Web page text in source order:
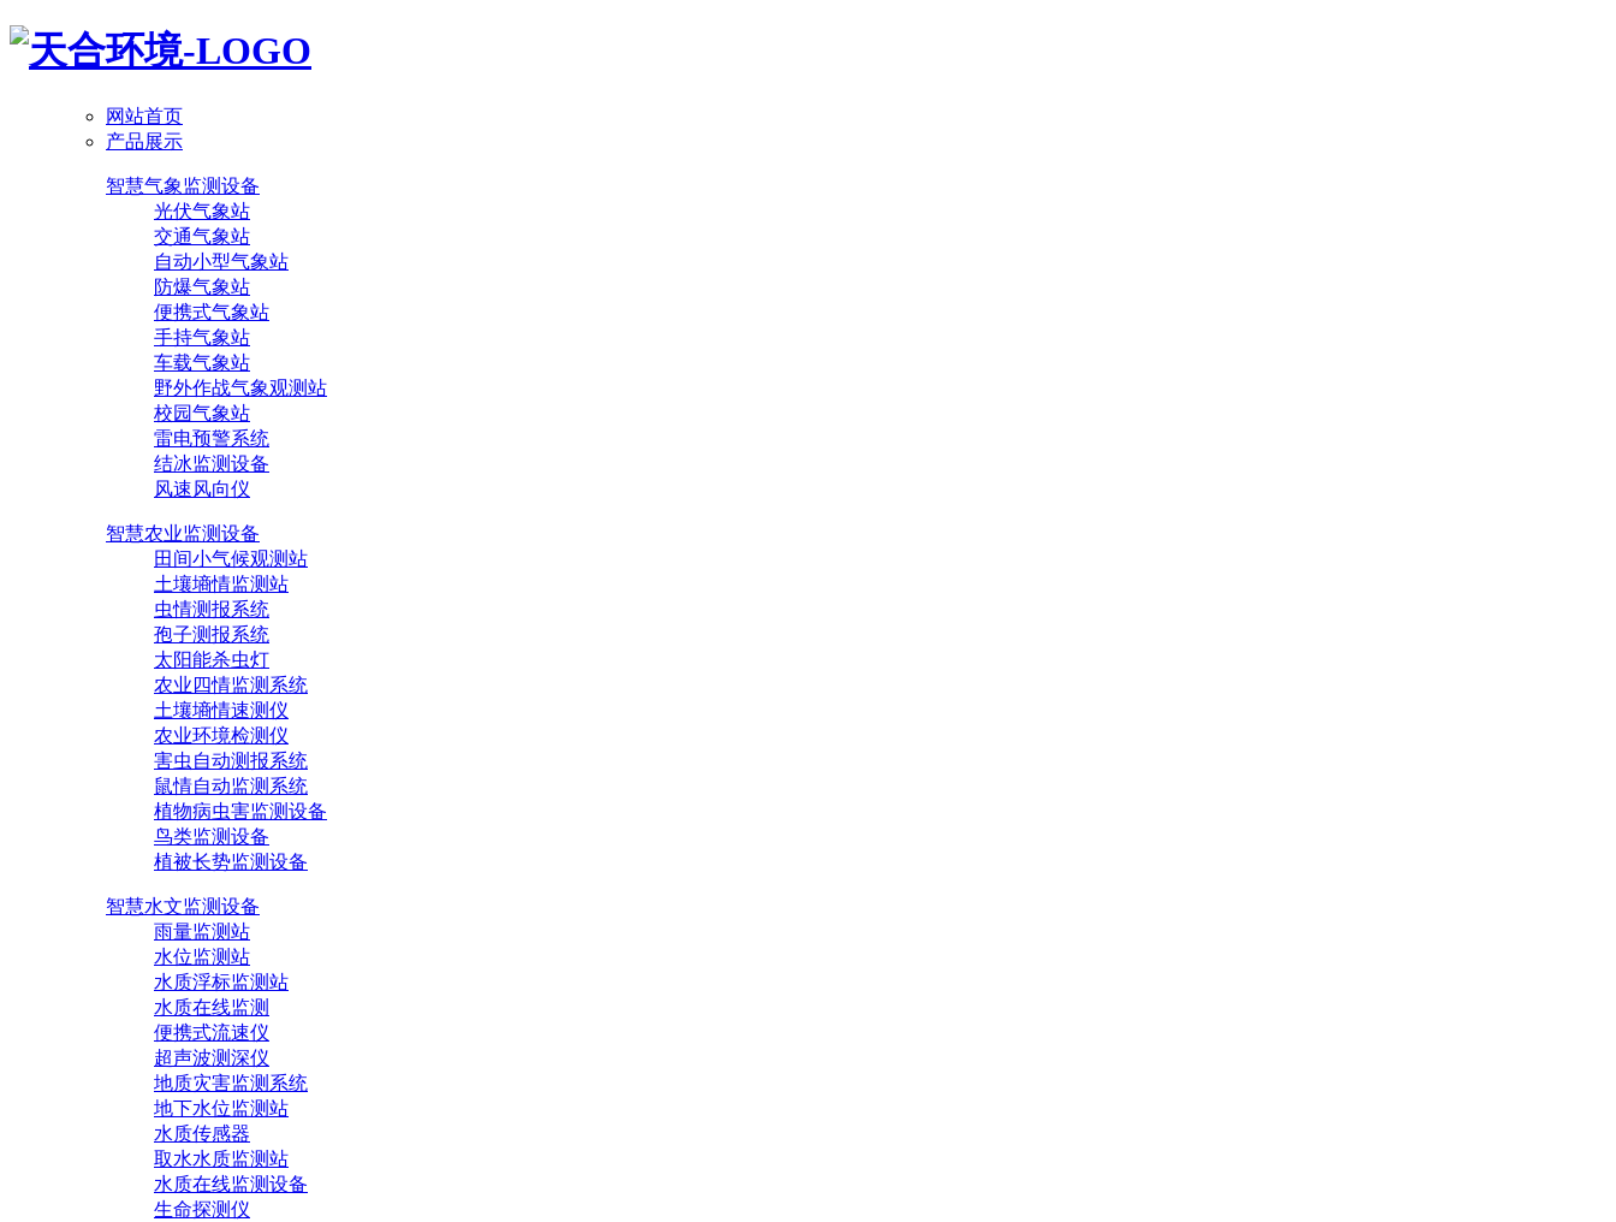
网站首页
产品展示
智慧气象监测设备
光伏气象站
交通气象站
自动小型气象站
防爆气象站
便携式气象站
手持气象站
车载气象站
野外作战气象观测站
校园气象站
雷电预警系统
结冰监测设备
风速风向仪
智慧农业监测设备
田间小气候观测站
土壤墒情监测站
虫情测报系统
孢子测报系统
太阳能杀虫灯
农业四情监测系统
土壤墒情速测仪
农业环境检测仪
害虫自动测报系统
鼠情自动监测系统
植物病虫害监测设备
鸟类监测设备
植被长势监测设备
智慧水文监测设备
雨量监测站
水位监测站
水质浮标监测站
水质在线监测
便携式流速仪
超声波测深仪
地质灾害监测系统
地下水位监测站
水质传感器
取水水质监测站
水质在线监测设备
生命探测仪